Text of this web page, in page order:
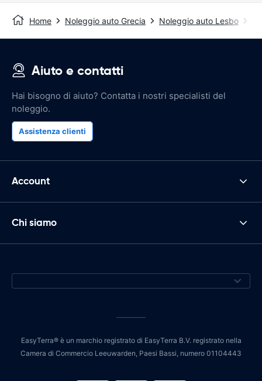
Home Noleggio auto Grecia Noleggio auto Lesbo
Aiuto e contatti
Hai bisogno di aiuto? Contatta i nostri specialisti del
noleggio.
Assistenza clienti
Account
Chi siamo
EasyTerra® è un marchio registrato di EasyTerra B.V. registrato nella
Camera di Commercio Leeuwarden, Paesi Bassi, numero 01104443